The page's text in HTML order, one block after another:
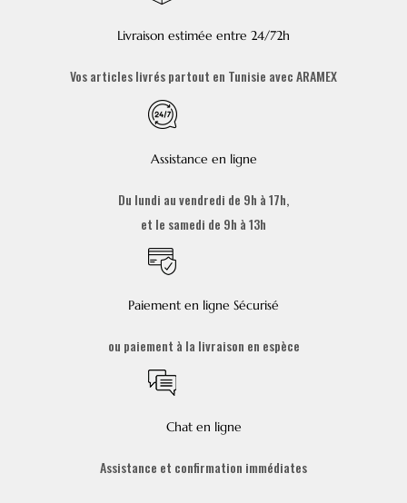
Livraison estimée entre 24/72h
Vos articles livrés partout en Tunisie avec ARAMEX
Assistance en ligne
Du lundi au vendredi de 9h à 17h,
et le samedi de 9h à 13h
Paiement en ligne Sécurisé
ou paiement à la livraison en espèce
Chat en ligne
Assistance et confirmation immédiates